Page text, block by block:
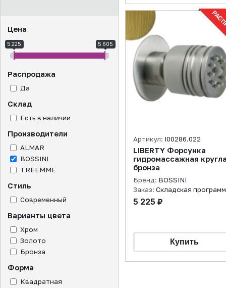
Цена
5 225 5 605
Распродажа
Да
Склад
Есть в наличии
Производители
ALMAR
BOSSINI
TREEMME
Стиль
Современный
Варианты цвета
Хром
Золото
Бронза
Форма
Квадратная
Артикул: I00286.022
LIBERTY Форсунка
гидромассажная
бронза
Бренд: BOSSINI
Заказ: Складская
5 225 ₽